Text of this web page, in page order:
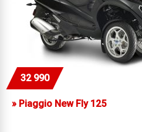
32 990
» Piaggio New Fly 125